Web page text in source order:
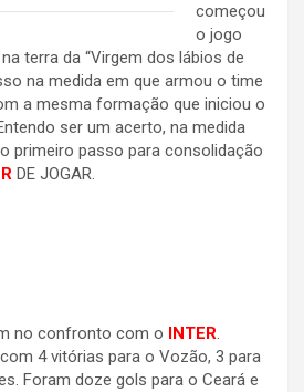
começou
o jogo
terra da “Virgem dos lábios de
na medida em que armou o time
a mesma formação que iniciou o
ser um acerto, na medida
primeiro passo para consolidação
DE JOGAR.
no confronto com o INTER.
4 vitórias para o Vozão, 3 para
Foram doze gols para o Ceará e